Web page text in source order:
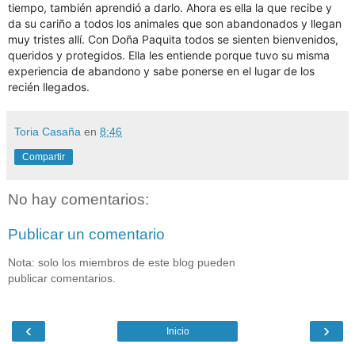
tiempo, también aprendió a darlo. Ahora es ella la que recibe y
da su cariño a todos los animales que son abandonados y llegan
muy tristes allí. Con Doña Paquita todos se sienten bienvenidos,
queridos y protegidos. Ella les entiende porque tuvo su misma
experiencia de abandono y sabe ponerse en el lugar de los
recién llegados.
Toria Casaña en 8:46
Compartir
No hay comentarios:
Publicar un comentario
Nota: solo los miembros de este blog pueden
publicar comentarios.
‹ ›
Inicio